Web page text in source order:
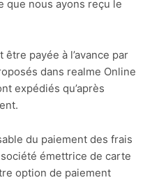
que nous ayons reçu le
payée à l’avance par
dans realme Online
expédiés qu’après
du paiement des frais
émettrice de carte
option de paiement